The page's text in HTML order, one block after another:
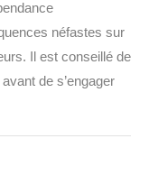
néfastes sur
Il est conseillé de
de s’engager